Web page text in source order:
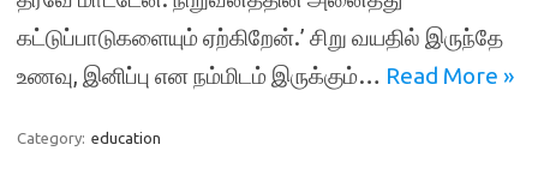
கட்டுப்பாடுகளையும் ஏற்கிறேன்.’ சிறு வயதில் இருந்தே
உணவு, இனிப்பு என நம்மிடம் இருக்கும்… Read More »
Category: education